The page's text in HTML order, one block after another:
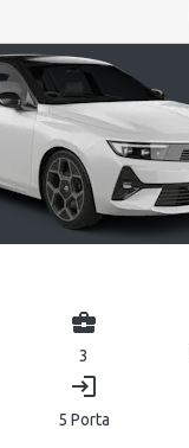
business_center
3
login
5 Porta